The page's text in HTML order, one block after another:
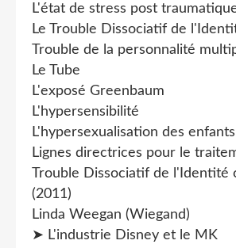
L'état de stress post
Le Trouble Dissociatif de
Trouble de la personnalité
Le Tube
L'exposé Greenbaum
L'hypersensibilité
L'hypersexualisation des enfants
Lignes directrices pour le
Trouble Dissociatif de l'Identité
(2011)
Linda Weegan (Wiegand)
➤ L'industrie Disney et le MK